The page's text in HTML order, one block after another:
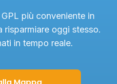
più conveniente in
risparmiare oggi stesso.
in tempo reale.